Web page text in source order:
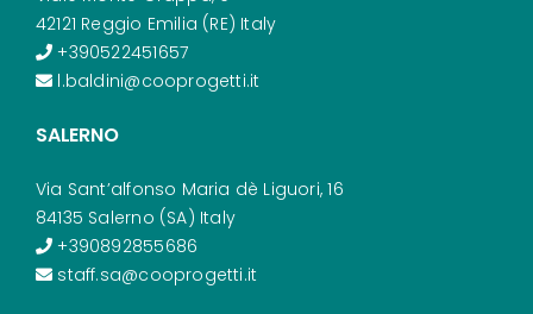
42121 Reggio Emilia (RE) Italy
+390522451657
l.baldini@cooprogetti.it
SALERNO
Via Sant’alfonso Maria dè Liguori, 16
84135 Salerno (SA) Italy
+390892855686
staff.sa@cooprogetti.it